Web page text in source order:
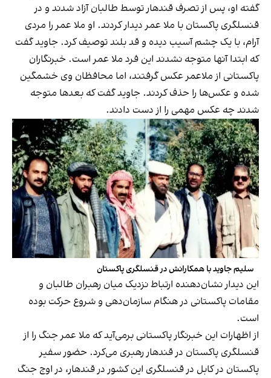
گفته او، پس از تصرف قندهار توسط طالبان آزاد شدند و در
قنسلگری پاکستان با ملا عمر دیدار کردند. او ملا عمر را مردی
آرام، با یک چشم آسیب دیده و قد بلند توصیف کرد. جاوید گفت
که ابتدا آنها‌ متوجه نشدند این فرد ملا عمر است. خبرنگاران
پاکستانی از ملاعمر عکس گرفتند، اما محافظان وی خشمگین
شده و عکس‌ها را حذف کردند. جاوید گفت که بعدها متوجه
شدند چه عکس مهمی را از دست دادند.
سلیم جاوید با همکارانش در قنسلگری پاکستان
این دیدار نشان‌دهنده ارتباط نزدیک میان رهبران طالبان و
مقامات پاکستانی در هنگام سازمان‌دهی و شروع حرکت بوده
است.
از اظهارات این خبرنگار پاکستانی برمی‌آید که ملا عمر جنگ را از
قنسلگری پاکستان در قندهار رهبری می‌کرد. حضور سفیر
پاکستان در کابل در قنسلگری این کشور در قندهار، در اوج جنگ